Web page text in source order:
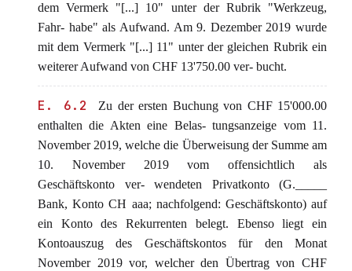
dem Vermerk "[...] 10" unter der Rubrik "Werkzeug,
Fahr- habe" als Aufwand. Am 9. Dezember 2019 wurde
mit dem Vermerk "[...] 11" unter der gleichen Rubrik ein
weiterer Aufwand von CHF 13'750.00 ver- bucht.
E. 6.2
Zu der ersten Buchung von CHF 15'000.00
enthalten die Akten eine Belas- tungsanzeige vom 11.
November 2019, welche die Überweisung der Summe am
10. November 2019 vom offensichtlich als
Geschäftskonto ver- wendeten Privatkonto (G._____
Bank, Konto CH aaa; nachfolgend: Geschäftskonto) auf
ein Konto des Rekurrenten belegt. Ebenso liegt ein
Kontoauszug des Geschäftskontos für den Monat
November 2019 vor, welcher den Übertrag von CHF